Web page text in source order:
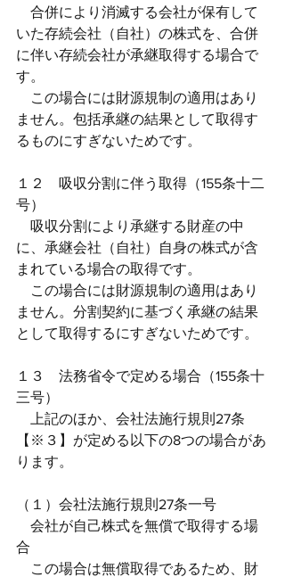
合併により消滅する会社が保有して
いた存続会社（自社）の株式を、合併
に伴い存続会社が承継取得する場合で
す。
この場合には財源規制の適用はあり
ません。包括承継の結果として取得す
るものにすぎないためです。
１２　吸収分割に伴う取得（155条十二
号）
吸収分割により承継する財産の中
に、承継会社（自社）自身の株式が含
まれている場合の取得です。
この場合には財源規制の適用はあり
ません。分割契約に基づく承継の結果
として取得するにすぎないためです。
１３　法務省令で定める場合（155条十
三号）
上記のほか、会社法施行規則27条
【※３】が定める以下の8つの場合があ
ります。
（１）会社法施行規則27条一号
会社が自己株式を無償で取得する場
合
この場合は無償取得であるため、財